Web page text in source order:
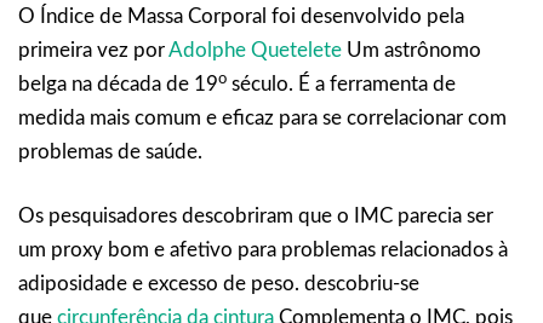
O Índice de Massa Corporal foi desenvolvido pela
primeira vez porAdolphe Quetelete Um astrônomo
belga na década de 19o século. É a ferramenta de
medida mais comum e eficaz para se correlacionar com
problemas de saúde.
Os pesquisadores descobriram que o IMC parecia ser
um proxy bom e afetivo para problemas relacionados à
adiposidade e excesso de peso. descobriu-se
que circunferência da cintura Complementa o IMC, pois